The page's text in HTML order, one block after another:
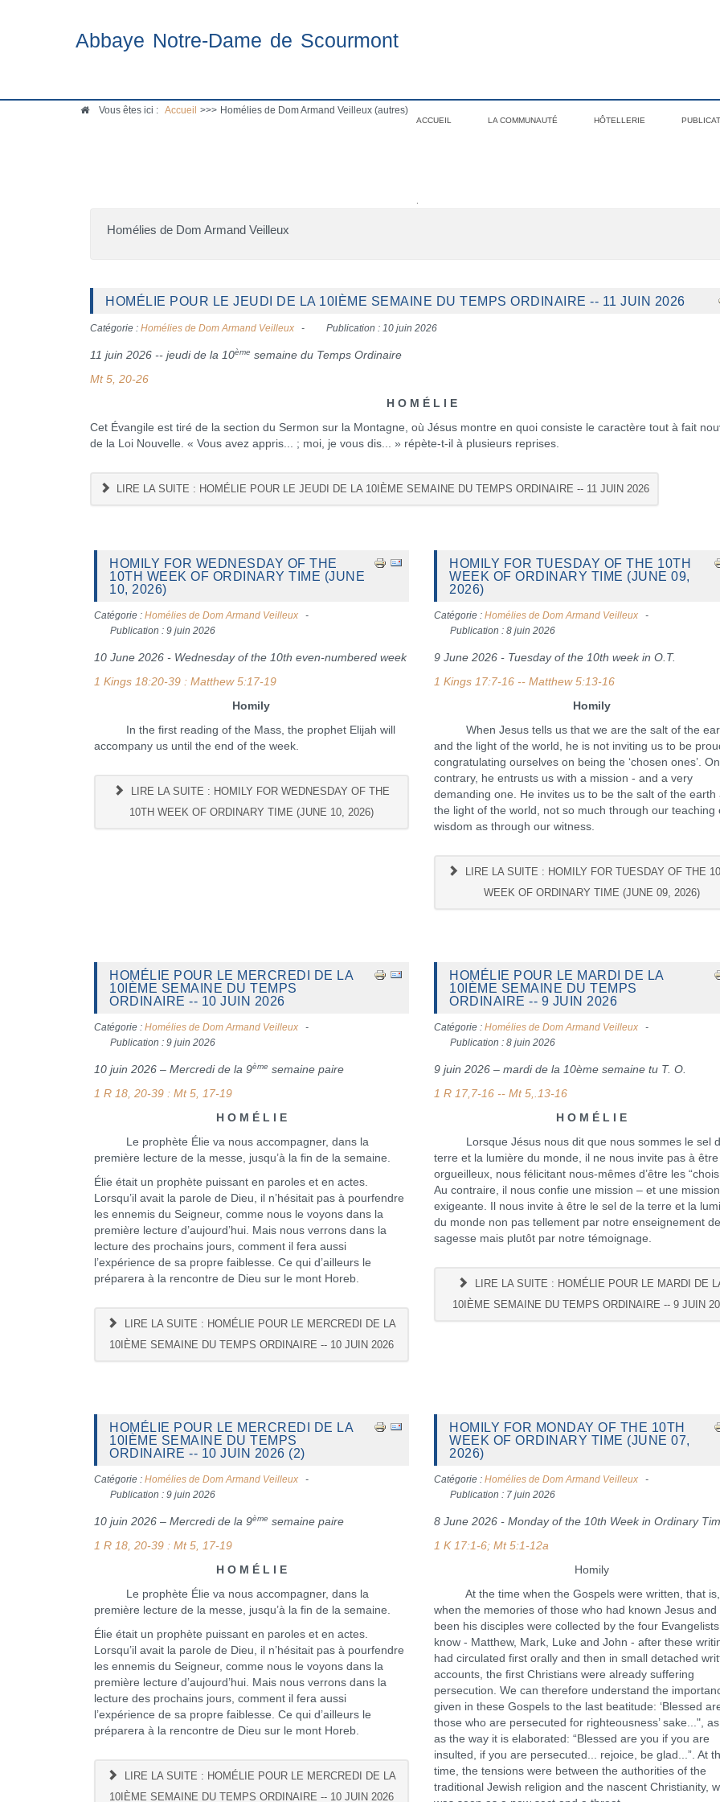
Abbaye Notre-Dame de Scourmont
ACCUEIL LA COMMUNAUTÉ HÔTELLERIE
Vous êtes ici : Accueil >>> Homélies de Dom Armand Veilleux (autres)
Homélies de Dom Armand Veilleux
HOMÉLIE POUR LE JEUDI DE LA 10IÈME SEMAINE DU TEMPS ORDINAIRE -- 11 JUIN 2026
Catégorie : Homélies de Dom Armand Veilleux Publication : 10 juin 2026
11 juin 2026 -- jeudi de la 10ème semaine du Temps Ordinaire
Mt 5, 20-26
H O M É L I E
Cet Évangile est tiré de la section du Sermon sur la Montagne, où Jésus montre en quoi consiste le caractère tout à fait
de la Loi Nouvelle. « Vous avez appris... ; moi, je vous dis... » répète-t-il à plusieurs reprises.
LIRE LA SUITE : HOMÉLIE POUR LE JEUDI DE LA 10IÈME SEMAINE DU TEMPS ORDINAIRE -- 11 JUIN 2026
HOMILY FOR WEDNESDAY OF THE
10TH WEEK OF ORDINARY TIME (JUNE
10, 2026)
Catégorie : Homélies de Dom Armand Veilleux
Publication : 9 juin 2026
10 June 2026 - Wednesday of the 10th even-numbered week
1 Kings 18:20-39 : Matthew 5:17-19
Homily
In the first reading of the Mass, the prophet Elijah will
accompany us until the end of the week.
LIRE LA SUITE : HOMILY FOR WEDNESDAY OF THE
10TH WEEK OF ORDINARY TIME (JUNE 10, 2026)
HOMILY FOR TUESDAY OF THE 10TH
WEEK OF ORDINARY TIME (JUNE 09,
2026)
Catégorie :Homélies de Dom Armand Veilleux
Publication : 8 juin 2026
9 June 2026 - Tuesday of the 10th week in O.T.
1 Kings 17:7-16 -- Matthew 5:13-16
Homily
When Jesus tells us that we are the salt of the
and the light of the world, he is not inviting us to be
congratulating ourselves on being the ‘chosen ones’.
contrary, he entrusts us with a mission - and a very
demanding one. He invites us to be the salt of the earth
the light of the world, not so much through our teaching
wisdom as through our witness.
LIRE LA SUITE : HOMILY FOR TUESDAY OF THE
WEEK OF ORDINARY TIME (JUNE 09, 2026)
HOMÉLIE POUR LE MERCREDI DE LA
10IÈME SEMAINE DU TEMPS
ORDINAIRE -- 10 JUIN 2026
Catégorie : Homélies de Dom Armand Veilleux
Publication : 9 juin 2026
10 juin 2026 – Mercredi de la 9ème semaine paire
1 R 18, 20-39 : Mt 5, 17-19
H O M É L I E
Le prophète Élie va nous accompagner, dans la
première lecture de la messe, jusqu’à la fin de la semaine.
Élie était un prophète puissant en paroles et en actes.
Lorsqu’il avait la parole de Dieu, il n’hésitait pas à pourfendre
les ennemis du Seigneur, comme nous le voyons dans la
première lecture d’aujourd’hui. Mais nous verrons dans la
lecture des prochains jours, comment il fera aussi
l’expérience de sa propre faiblesse. Ce qui d’ailleurs le
préparera à la rencontre de Dieu sur le mont Horeb.
LIRE LA SUITE : HOMÉLIE POUR LE MERCREDI DE LA
10IÈME SEMAINE DU TEMPS ORDINAIRE -- 10 JUIN 2026
HOMÉLIE POUR LE MARDI DE LA
10IÈME SEMAINE DU TEMPS
ORDINAIRE -- 9 JUIN 2026
Catégorie :Homélies de Dom Armand Veilleux
Publication : 8 juin 2026
9 juin 2026 – mardi de la 10ème semaine tu T. O.
1 R 17,7-16 -- Mt 5,.13-16
H O M É L I E
Lorsque Jésus nous dit que nous sommes le sel
terre et la lumière du monde, il ne nous invite pas à être
orgueilleux, nous félicitant nous-mêmes d’être les
Au contraire, il nous confie une mission – et une
exigeante. Il nous invite à être le sel de la terre et la
du monde non pas tellement par notre enseignement de
sagesse mais plutôt par notre témoignage.
LIRE LA SUITE : HOMÉLIE POUR LE MARDI DE
10IÈME SEMAINE DU TEMPS ORDINAIRE -- 9 JUIN
HOMÉLIE POUR LE MERCREDI DE LA
10IÈME SEMAINE DU TEMPS
ORDINAIRE -- 10 JUIN 2026 (2)
Catégorie : Homélies de Dom Armand Veilleux
Publication : 9 juin 2026
10 juin 2026 – Mercredi de la 9ème semaine paire
1 R 18, 20-39 : Mt 5, 17-19
H O M É L I E
Le prophète Élie va nous accompagner, dans la
première lecture de la messe, jusqu’à la fin de la semaine.
Élie était un prophète puissant en paroles et en actes.
Lorsqu’il avait la parole de Dieu, il n’hésitait pas à pourfendre
les ennemis du Seigneur, comme nous le voyons dans la
première lecture d’aujourd’hui. Mais nous verrons dans la
lecture des prochains jours, comment il fera aussi
l’expérience de sa propre faiblesse. Ce qui d’ailleurs le
préparera à la rencontre de Dieu sur le mont Horeb.
LIRE LA SUITE : HOMÉLIE POUR LE MERCREDI DE LA
10IÈME SEMAINE DU TEMPS ORDINAIRE -- 10 JUIN 2026
HOMILY FOR MONDAY OF THE 10TH
WEEK OF ORDINARY TIME (JUNE 07,
2026)
Catégorie :Homélies de Dom Armand Veilleux
Publication : 7 juin 2026
8 June 2026 - Monday of the 10th Week in Ordinary
1 K 17:1-6; Mt 5:1-12a
Homily
At the time when the Gospels were written, that is,
when the memories of those who had known Jesus and
been his disciples were collected by the four
know - Matthew, Mark, Luke and John - after these
had circulated first orally and then in small detached
accounts, the first Christians were already suffering
persecution. We can therefore understand the
given in these Gospels to the last beatitude: ‘Blessed
those who are persecuted for righteousness’ sake...", as
as the way it is elaborated: “Blessed are you if you are
insulted, if you are persecuted... rejoice, be glad...”. At
time, the tensions were between the authorities of the
traditional Jewish religion and the nascent Christianity,